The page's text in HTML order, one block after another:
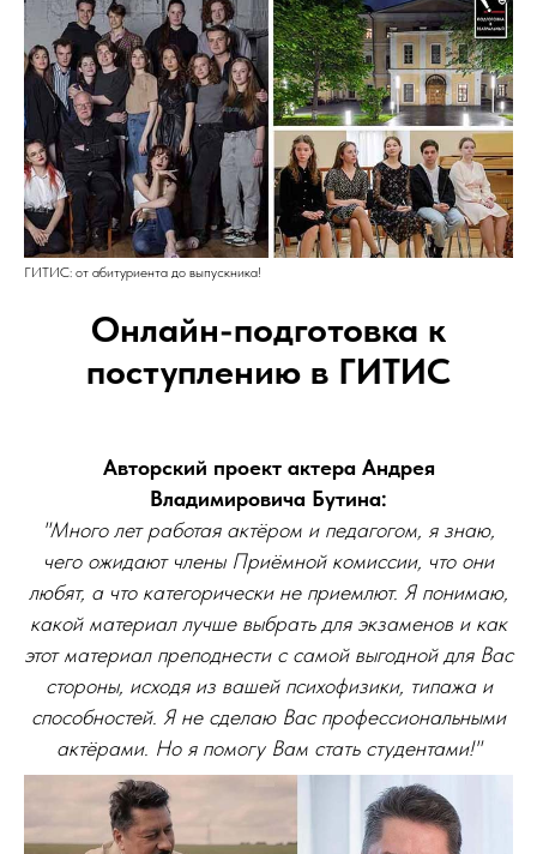
ГИТИС: от абитуриента до выпускника!
Онлайн-подготовка к
поступлению в ГИТИС
Авторский проект актера Андрея
Владимировича Бутина:
"Много лет работая актёром и педагогом, я знаю,
чего ожидают члены Приёмной комиссии, что они
любят, а что категорически не приемлют. Я понимаю,
какой материал лучше выбрать для экзаменов и как
этот материал преподнести с самой выгодной для Вас
стороны, исходя из вашей психофизики, типажа и
способностей. Я не сделаю Вас профессиональными
актёрами. Но я помогу Вам стать студентами!"